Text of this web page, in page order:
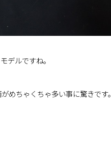
デルですね。
めちゃくちゃ多い事に驚きです。